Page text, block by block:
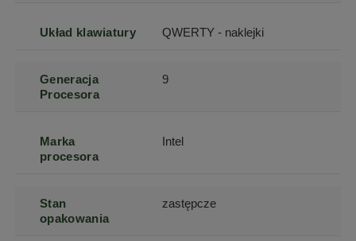
Układ klawiatury QWERTY - naklejki
Generacja
Procesora
9
Marka
procesora
Intel
Stan
opakowania
zastępcze